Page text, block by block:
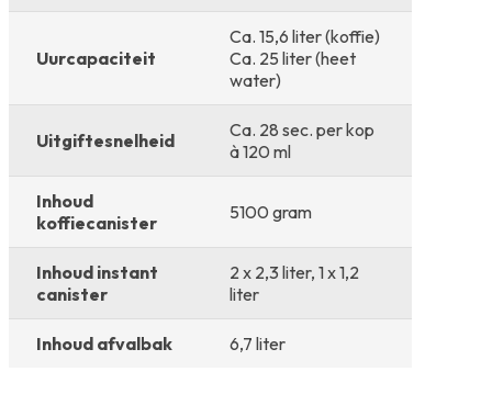
Uurcapaciteit
Ca. 15,6 liter (koffie)
Ca. 25 liter (heet
water)
Uitgiftesnelheid
Ca. 28 sec. per kop
à 120 ml
Inhoud
koffiecanister
5100 gram
Inhoud instant
canister
2 x 2,3 liter, 1 x 1,2
liter
Inhoud afvalbak 6,7 liter